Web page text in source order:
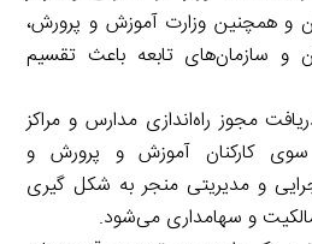
و همچنین وزارت آموزش و پرورش،
و سازمان‌‌های تابعه باعث تقسیم
مجوز راه‌‌اندازی مدارس و مراکز
سوی کارکنان آموزش و پرورش و
و مدیریتی منجر به شکل ‌گیری
و سهامداری می‌‌شود.